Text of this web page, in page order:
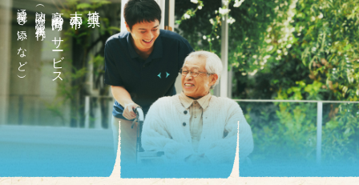
埼
玉
県
志
木
市
の
高齢者向け
サ
ー
ビス
（訪問介護・家事代行
通院付き添いなど）